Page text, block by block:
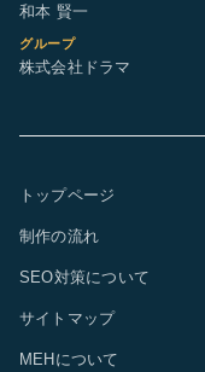
和本 賢一
グループ
株式会社ドラマ
トップページ
制作の流れ
SEO対策について
サイトマップ
MEHについて